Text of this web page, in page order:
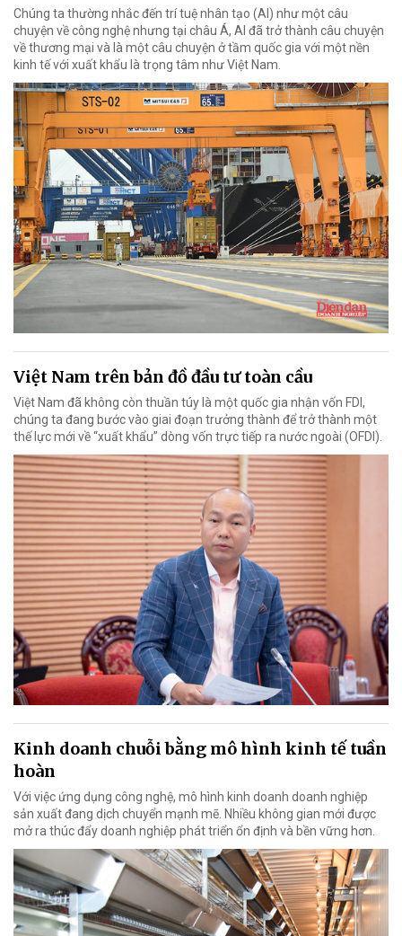
Chúng ta thường nhắc đến trí tuệ nhân tạo (AI) như một câu
chuyện về công nghệ nhưng tại châu Á, AI đã trở thành câu chuyện
về thương mại và là một câu chuyện ở tầm quốc gia với một nền
kinh tế với xuất khẩu là trọng tâm như Việt Nam.
Việt Nam trên bản đồ đầu tư toàn cầu
Việt Nam đã không còn thuần túy là một quốc gia nhận vốn FDI,
chúng ta đang bước vào giai đoạn trưởng thành để trở thành một
thế lực mới về “xuất khẩu” dòng vốn trực tiếp ra nước ngoài (OFDI).
Kinh doanh chuỗi bằng mô hình kinh tế tuần
hoàn
Với việc ứng dụng công nghệ, mô hình kinh doanh doanh nghiệp
sản xuất đang dịch chuyển mạnh mẽ. Nhiều không gian mới được
mở ra thúc đẩy doanh nghiệp phát triển ổn định và bền vững hơn.